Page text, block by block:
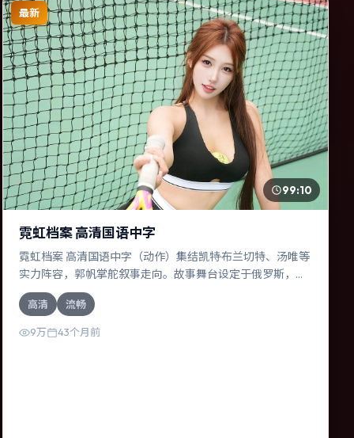
最新
99:10
霓虹档案 高清国语中字
霓虹档案 高清国语中字（动作）集结凯特·布兰切特、汤唯等
实力阵容，郭帆掌舵叙事走向。故事舞台设定于俄罗斯，围
绕一次意外选择展开连锁反应；配乐与色彩高度服务于主
题，结尾留白耐人寻味。
高清 流畅
9万 43个月前